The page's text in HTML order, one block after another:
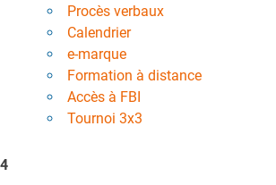
Procès verbaux
Calendrier
e-marque
Formation à distance
Accès à FBI
Tournoi 3x3